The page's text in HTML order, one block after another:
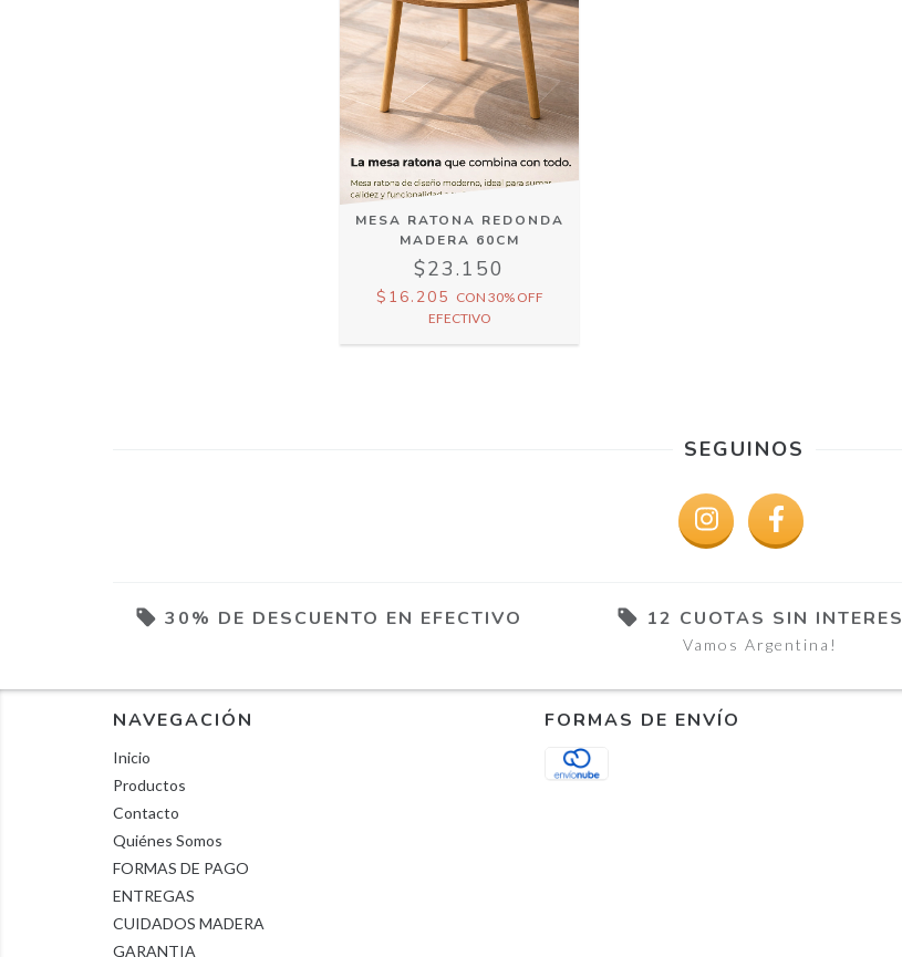
MESA RATONA REDONDA
MADERA 60CM
$23.150
$16.205 CON 30% OFF
EFECTIVO
SEGUINOS
30% DE DESCUENTO EN EFECTIVO 12 CUOTAS SIN INTERES
Vamos Argentina!
NAVEGACIÓN
Inicio
Productos
Contacto
Quiénes Somos
FORMAS DE PAGO
ENTREGAS
CUIDADOS MADERA
GARANTIA
FORMAS DE ENVÍO